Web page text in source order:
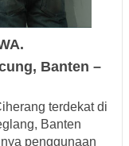
Banten –
terdekatdi
Banten
penggunaan